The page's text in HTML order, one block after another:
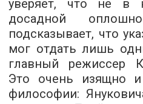
уверяет, что не в
досадной
подсказывает, что
мог отдать лишь
главный режиссер
Это очень изящно
философии: